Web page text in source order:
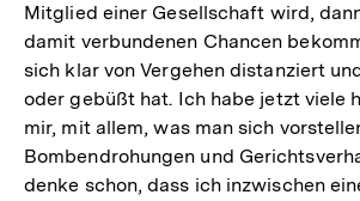
Mitglied einer Gesellschaft wird,
damit verbundenen Chancen
sich klar von Vergehen distanziert
oder gebüßt hat. Ich habe jetzt viele
mir, mit allem, was man sich
Bombendrohungen und
denke schon, dass ich inzwischen